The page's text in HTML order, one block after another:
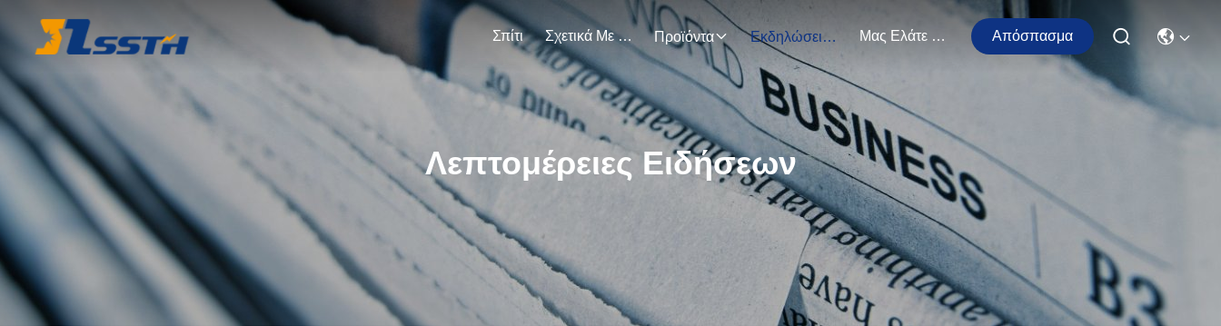
Σπίτι Σχετικά Με Εμάς Προϊόντα Εκδηλώσεις Μας Ελάτε Σε Επαφή Με Απόσπασμα
Λεπτομέρειες Ειδήσεων